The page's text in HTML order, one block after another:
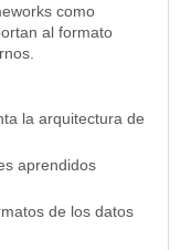
como
al formato
la arquitectura de
aprendidos
de los datos